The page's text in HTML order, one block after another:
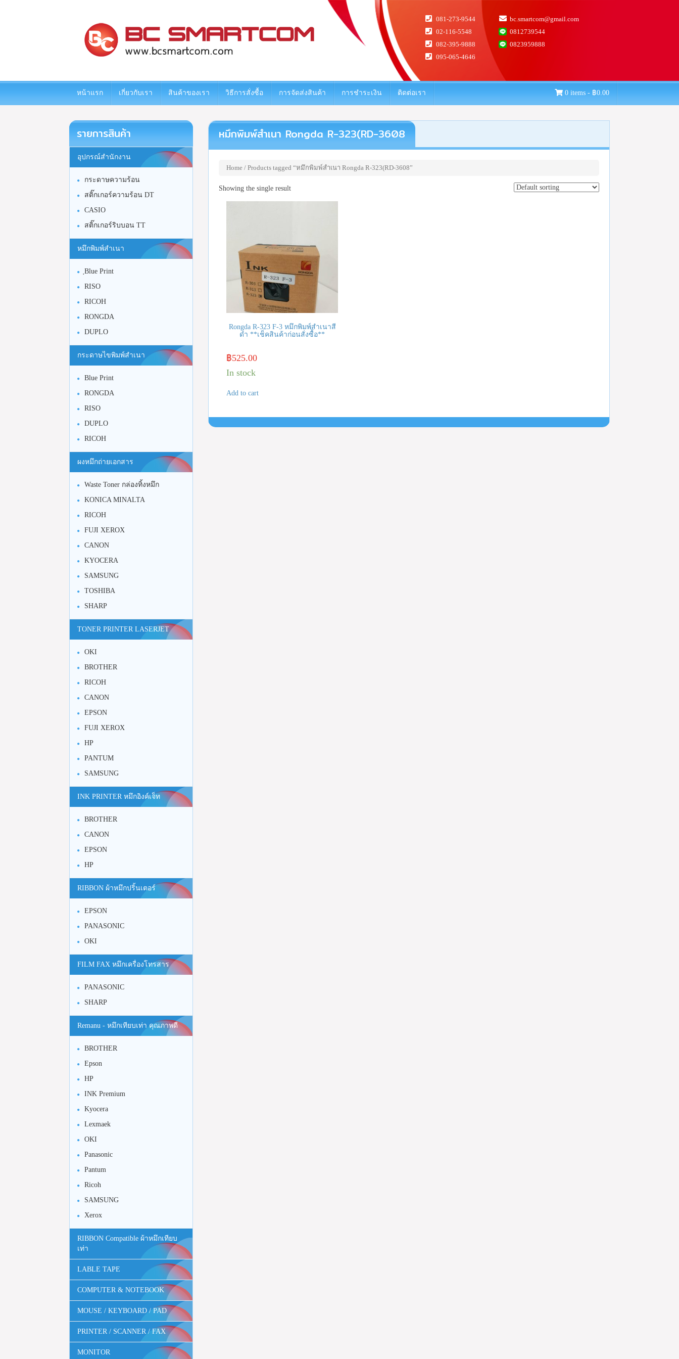
081-273-9544
bc.smartcom@gmail.com
02-116-5548
0812739544
082-395-9888
0823959888
095-065-4646
หน้าแรก เกี่ยวกับเรา สินค้าของเรา วิธีการสั่งซื้อ การจัดส่งสินค้า การชำระเงิน ติดต่อเรา 0 items - ฿0.00
หมึกพิมพ์สำเนา Rongda R-323(RD-3608
Home / Products tagged “หมึกพิมพ์สำเนา Rongda R-323(RD-3608”
Showing the single result
Rongda R-323 F-3 หมึกพิมพ์สำเนาสี
ดำ **เช็คสินค้าก่อนสั่งซื้อ**
฿525.00
In stock
Add to cart
รายการสินค้า
อุปกรณ์สำนักงาน
กระดาษความร้อน
สติ๊กเกอร์ความร้อน DT
CASIO
สติ๊กเกอร์ริบบอน TT
หมึกพิมพ์สำเนา
ฺBlue Print
RISO
RICOH
RONGDA
DUPLO
กระดาษไขพิมพ์สำเนา
Blue Print
RONGDA
RISO
DUPLO
RICOH
ผงหมึกถ่ายเอกสาร
Waste Toner กล่องทิ้งหมึก
KONICA MINALTA
RICOH
FUJI XEROX
CANON
KYOCERA
SAMSUNG
TOSHIBA
SHARP
TONER PRINTER LASERJET
OKI
BROTHER
RICOH
CANON
EPSON
FUJI XEROX
HP
PANTUM
SAMSUNG
INK PRINTER หมึกอิงค์เจ็ท
BROTHER
CANON
EPSON
HP
RIBBON ผ้าหมึกปริ้นเตอร์
EPSON
PANASONIC
OKI
FILM FAX หมึกเครื่องโทรสาร
PANASONIC
SHARP
Remanu - หมึกเทียบเท่า คุณภาพดี
BROTHER
Epson
HP
INK Premium
Kyocera
Lexmaek
OKI
Panasonic
Pantum
Ricoh
SAMSUNG
Xerox
RIBBON Compatible ผ้าหมึกเทียบ
เท่า
LABLE TAPE
COMPUTER & NOTEBOOK
MOUSE / KEYBOARD / PAD
PRINTER / SCANNER / FAX
MONITOR